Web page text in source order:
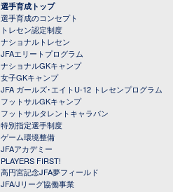
選手育成トップ
選手育成のコンセプト
トレセン認定制度
ナショナルトレセン
JFAエリートプログラム
ナショナルGKキャンプ
女子GKキャンプ
JFA ガールズ･エイトU-12 トレセンプログラム
フットサルGKキャンプ
フットサルタレントキャラバン
特別指定選手制度
ゲーム環境整備
JFAアカデミー
PLAYERS FIRST!
高円宮記念JFA夢フィールド
JFA/Jリーグ協働事業